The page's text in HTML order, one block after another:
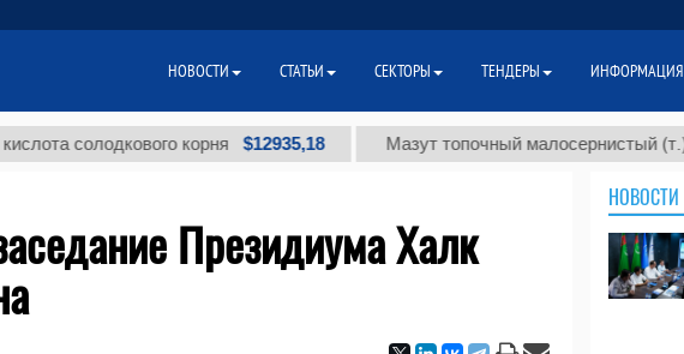
корня $12935,18 Мазут топочный малосернистый (т.) $300
Президиума Халк
НОВОСТИ
НОВОСТИ СТАТЬИ СЕКТОРЫ ТЕНДЕРЫ ИНФОРМАЦИЯ